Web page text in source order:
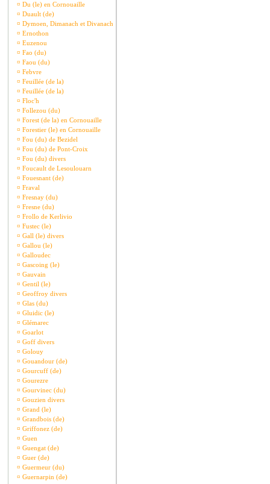
¤ Du (le) en Cornouaille
¤ Duault (de)
¤ Dymoen, Dimanach et Divanach
¤ Ernothon
¤ Euzenou
¤ Fao (du)
¤ Faou (du)
¤ Febvre
¤ Feuillée (de la)
¤ Feuillée (de la)
¤ Floc'h
¤ Follezou (du)
¤ Forest (de la) en Cornouaille
¤ Forestier (le) en Cornouaille
¤ Fou (du) de Bezidel
¤ Fou (du) de Pont-Croix
¤ Fou (du) divers
¤ Foucault de Lesoulouarn
¤ Fouesnant (de)
¤ Fraval
¤ Fresnay (du)
¤ Fresne (du)
¤ Frollo de Kerlivio
¤ Fustec (le)
¤ Gall (le) divers
¤ Gallou (le)
¤ Galloudec
¤ Gascoing (le)
¤ Gauvain
¤ Gentil (le)
¤ Geoffroy divers
¤ Glas (du)
¤ Gluidic (le)
¤ Glémarec
¤ Goarlot
¤ Goff divers
¤ Golouy
¤ Gouandour (de)
¤ Gourcuff (de)
¤ Gourezre
¤ Gourvinec (du)
¤ Gouzien divers
¤ Grand (le)
¤ Grandbois (de)
¤ Griffonez (de)
¤ Guen
¤ Guengat (de)
¤ Guer (de)
¤ Guermeur (du)
¤ Guernarpin (de)